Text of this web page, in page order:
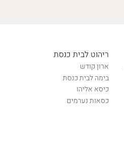
ריהוט לבית כנסת
ארון קודש
בימה לבית כנסת
כיסא אליהו
כסאות נערמים